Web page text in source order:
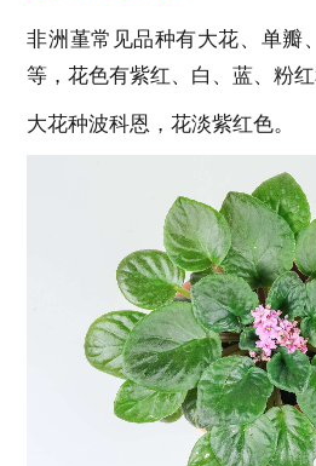
非洲堇常见品种有大花、单瓣
等，花色有紫红、白、蓝、粉红
大花种波科恩，花淡紫红色。